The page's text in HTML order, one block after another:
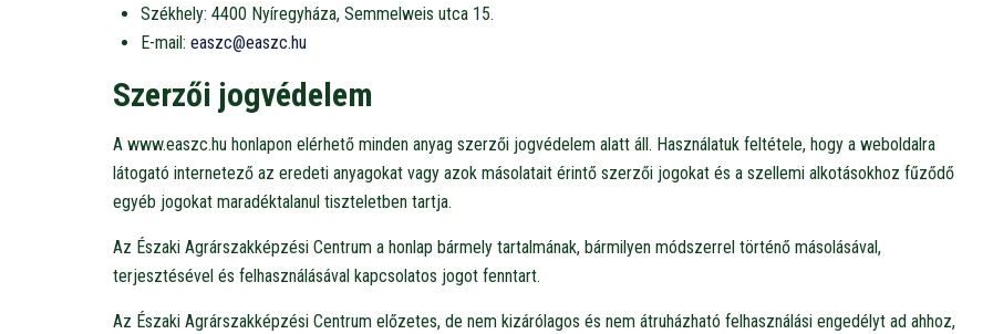
Székhely: 4400 Nyíregyháza, Semmelweis utca 15.
E-mail: easzc@easzc.hu
Szerzői jogvédelem
A www.easzc.hu honlapon elérhető minden anyag szerzői jogvédelem alatt áll. Használatuk feltétele, hogy a weboldalra
látogató internetező az eredeti anyagokat vagy azok másolatait érintő szerzői jogokat és a szellemi alkotásokhoz fűződő
egyéb jogokat maradéktalanul tiszteletben tartja.
Az Északi Agrárszakképzési Centrum a honlap bármely tartalmának, bármilyen módszerrel történő másolásával,
terjesztésével és felhasználásával kapcsolatos jogot fenntart.
Az Északi Agrárszakképzési Centrum előzetes, de nem kizárólagos és nem átruházható felhasználási engedélyt ad ahhoz,